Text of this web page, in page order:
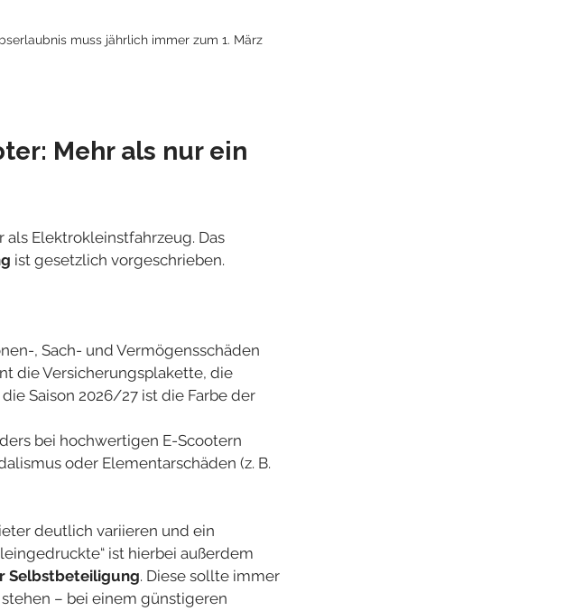
muss jährlich immer zum 1. März
Mehr als nur ein
Elektrokleinstfahrzeug. Das
ist gesetzlich vorgeschrieben.
, Sach- und Vermögensschäden
die Versicherungsplakette, die
Saison 2026/27 ist die Farbe der
bei hochwertigen E-Scootern
oder Elementarschäden (z. B.
deutlich variieren und ein
ist hierbei außerdem
Selbstbeteiligung. Diese sollte immer
– bei einem günstigeren